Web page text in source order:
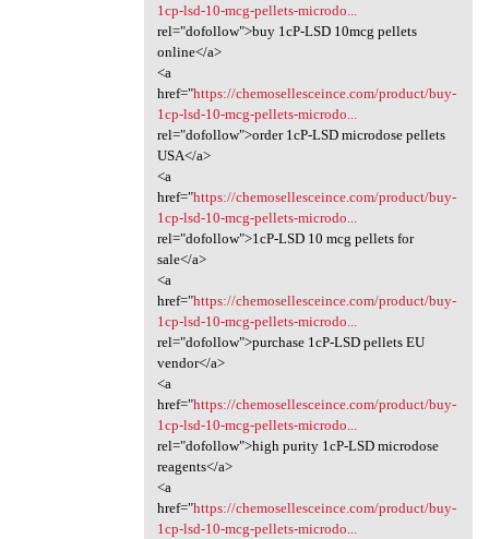
1cp-lsd-10-mcg-pellets-microdo...
rel="dofollow">buy 1cP-LSD 10mcg pellets
online</a>
<a
href="https://chemosellesceince.com/product/buy-
1cp-lsd-10-mcg-pellets-microdo...
rel="dofollow">order 1cP-LSD microdose pellets
USA</a>
<a
href="https://chemosellesceince.com/product/buy-
1cp-lsd-10-mcg-pellets-microdo...
rel="dofollow">1cP-LSD 10 mcg pellets for
sale</a>
<a
href="https://chemosellesceince.com/product/buy-
1cp-lsd-10-mcg-pellets-microdo...
rel="dofollow">purchase 1cP-LSD pellets EU
vendor</a>
<a
href="https://chemosellesceince.com/product/buy-
1cp-lsd-10-mcg-pellets-microdo...
rel="dofollow">high purity 1cP-LSD microdose
reagents</a>
<a
href="https://chemosellesceince.com/product/buy-
1cp-lsd-10-mcg-pellets-microdo...